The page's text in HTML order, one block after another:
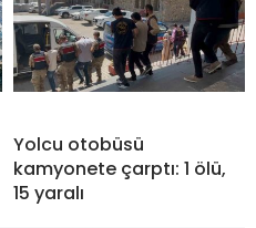
Yolcu otobüsü
kamyonete çarptı: 1 ölü,
15 yaralı